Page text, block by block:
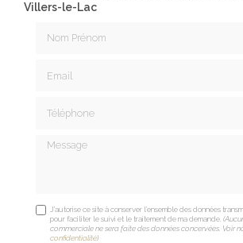
Villers-le-Lac
Message
J'autorise ce site à conserver l'ensemble des données
pour faciliter le suivi et le traitement de ma demande.
commerciale ne sera faite des données concervées. Voir
confidentialité)